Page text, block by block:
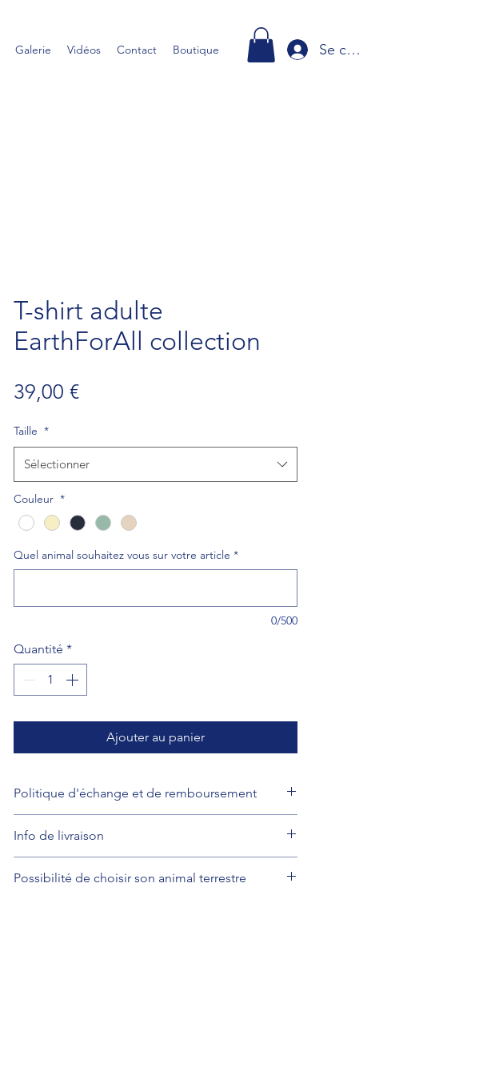
Galerie Vidéos Contact Boutique Se connecter
T-shirt adulte
EarthForAll collection
39,00 €Prix
Taille *
Sélectionner
Couleur *
Quel animal souhaitez vous sur votre article *
0/500
Quantité *
Ajouter au panier
Politique d'échange et de remboursement
Info de livraison
Possibilité de choisir son animal terrestre